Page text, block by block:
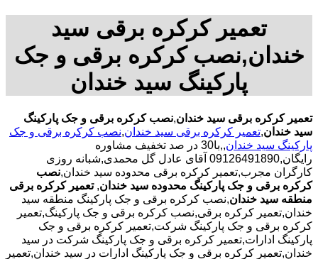
تعمیر کرکره برقی سید
خندان,نصب کرکره برقی و جک
پارکینگ سید خندان
تعمیر کرکره برقی سید خندان,نصب کرکره برقی و جک پارکینگ
سید خندان,تعمیر کرکره برقی سید خندان,نصب کرکره برقی و جک
پارکینگ سید خندان
,,با30 در صد تخفیف مشاوره
رایگان,09126491890 آقای عادل گل محمدی,شبانه روزی
کارگران مجرب,تعمیر کرکره برقی محدوده سید خندان,نصب
کرکره برقی و جک پارکینگ محدوده سید خندان, تعمیر کرکره برقی
منطقه سید خندان,نصب کرکره برقی و جک پارکینگ منطقه سید
خندان,تعمیر کرکره برقی,نصب کرکره برقی و جک پارکینگ,تعمیر
کرکره برقی و جک پارکینگ شرکت,تعمیر کرکره برقی و جک
پارکینگ ادارات,تعمیر کرکره برقی و جک پارکینگ شرکت در سید
خندان,تعمیر کرکره برقی و جک پارکینگ ادارات در سید خندان,تعمیر